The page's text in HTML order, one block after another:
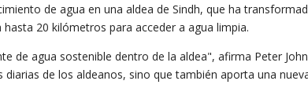
de agua en una aldea de Sindh, que ha
20 kilómetros para acceder a agua limpia.
de agua sostenible dentro de la aldea", afirma Peter
de los aldeanos, sino que también aporta una